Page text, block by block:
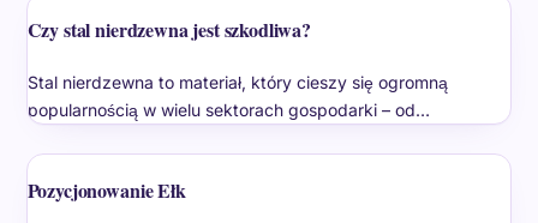
Czy stal nierdzewna jest szkodliwa?
Stal nierdzewna to materiał, który cieszy się ogromną
popularnością w wielu sektorach gospodarki – od…
Pozycjonowanie Ełk